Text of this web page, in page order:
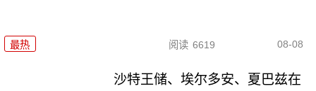
最热 阅读 6619 08-08
沙特王储、埃尔多安、夏巴兹在